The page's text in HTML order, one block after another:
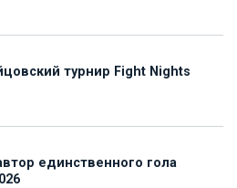
турнир Fight Nights
единственного гола